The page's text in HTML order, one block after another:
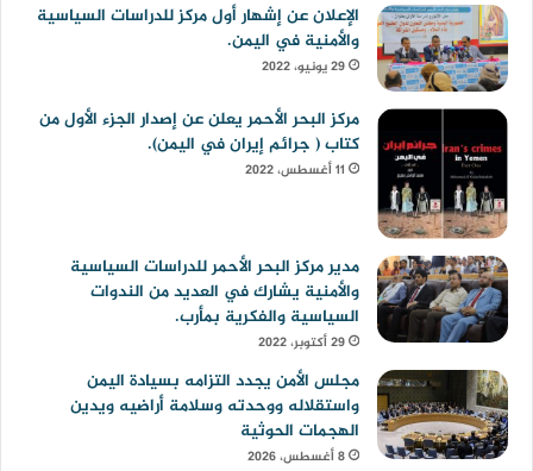
الإعلان عن إشهار أول مركز للدراسات السياسية
والأمنية في اليمن.
29 يونيو، 2022
مركز البحر الأحمر يعلن عن إصدار الجزء الأول من
كتاب ( جرائم إيران في اليمن).
11 أغسطس، 2022
مدير مركز البحر الأحمر للدراسات السياسية
والأمنية يشارك في العديد من الندوات
السياسية والفكرية بمأرب.
29 أكتوبر، 2022
مجلس الأمن يجدد التزامه بسيادة اليمن
واستقلاله ووحدته وسلامة أراضيه ويدين
الهجمات الحوثية
8 أغسطس، 2026